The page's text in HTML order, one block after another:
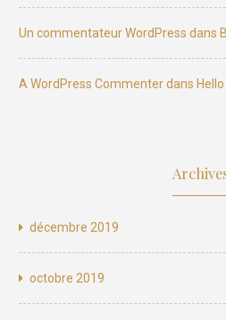
Un commentateur WordPress dans
A WordPress Commenterdans
décembre 2019
octobre 2019